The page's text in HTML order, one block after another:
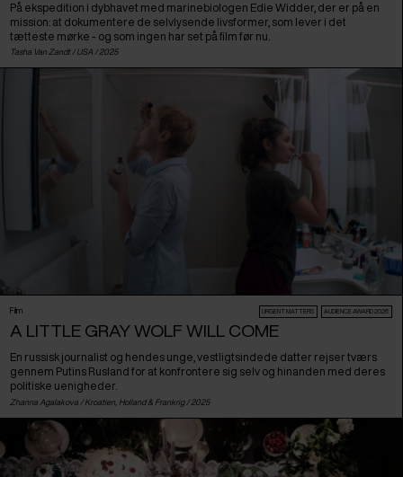
På ekspedition i dybhavet med marinebiologen Edie Widder, der er på en
mission: at dokumentere de selvlysende livsformer, som lever i det
tætteste mørke - og som ingen har set på film før nu.
Tasha Van Zandt / USA / 2025
Film URGENT MATTERS AUDIENCE AWARD 2026
A LITTLE GRAY WOLF WILL COME
En russisk journalist og hendes unge, vestligtsindede datter rejser tværs
gennem Putins Rusland for at konfrontere sig selv og hinanden med deres
politiske uenigheder.
Zhanna Agalakova / Kroatien Holland& Frankrig/ 2025